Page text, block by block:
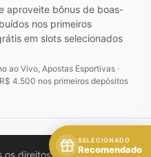
aproveite bônus de boas-
nos primeiros
em slots selecionados
ao Vivo, Apostas Esportivas ·
4.500 nos primeiros depósitos
SELECIONADO
Recomendado